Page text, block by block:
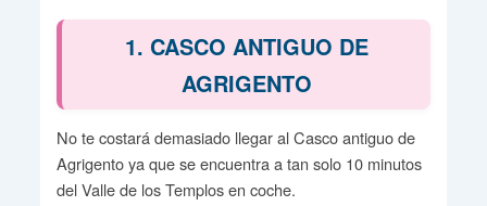
1. CASCO ANTIGUO DE
AGRIGENTO
No te costará demasiado llegar al Casco antiguo de
Agrigento ya que se encuentra a tan solo 10 minutos
del Valle de los Templos en coche.